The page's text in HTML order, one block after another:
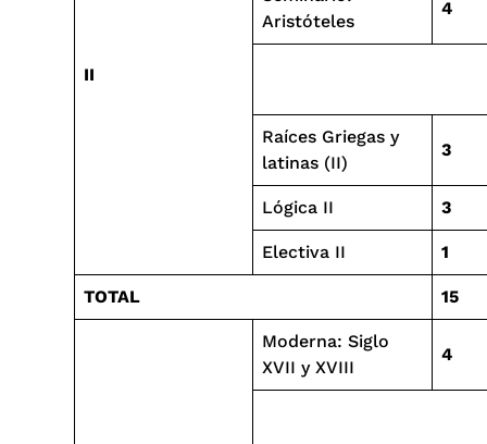
II
Aristóteles
4
Raíces Griegas y
latinas (II)
3
Lógica II 3
Electiva II 1
TOTAL 15
Moderna: Siglo
XVII y XVIII
4